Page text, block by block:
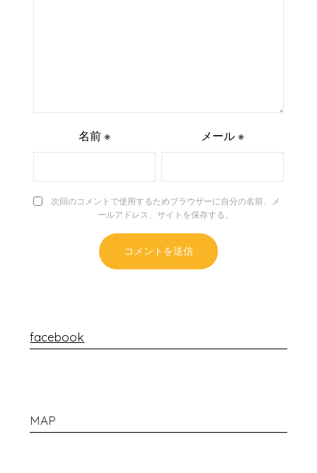
名前※ メール ※
次回のコメントで使用するためブラウザーに自分の名前、メ
ールアドレス、サイトを保存する。
facebook
MAP